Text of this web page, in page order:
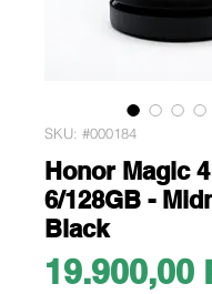
SKU: #000184
Honor Magic
6/128GB -
Black
19.900,00